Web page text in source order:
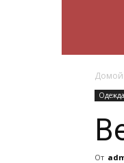
Домой
Одежда
От